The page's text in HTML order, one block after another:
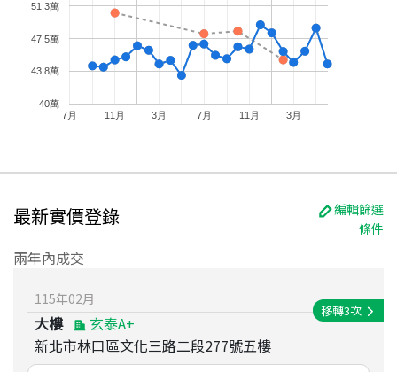
7月 11月 3月 7月 11月 3月
40萬
43.8萬
47.5萬
51.3萬
最新實價登錄
編輯篩選
條件
兩年內成交
115年02月
大樓
玄泰A+
新北市林口區文化三路二段277號五樓
移轉3次